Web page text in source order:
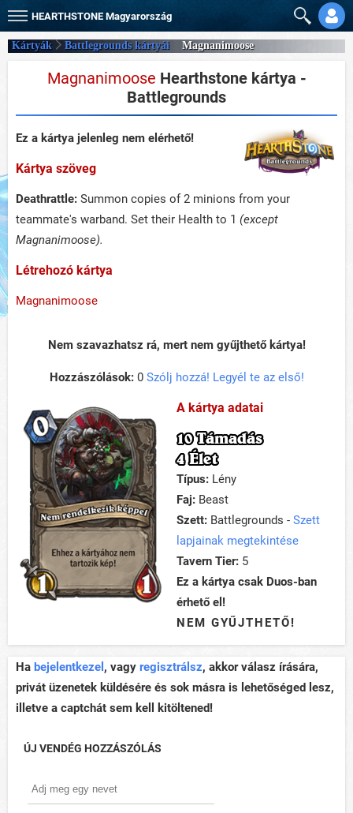
HEARTHSTONE Magyarország
Kártyák Battlegrounds kártyái Magnanimoose
Magnanimoose Hearthstone kártya -
Battlegrounds
Ez a kártya jelenleg nem elérhető!
Kártya szöveg
Deathrattle: Summon copies of 2 minions from your
teammate's warband. Set their Health to 1 (except
Magnanimoose).
Létrehozó kártya
Magnanimoose
Nem szavazhatsz rá, mert nem gyűjthető kártya!
Hozzászólások:0 Szólj hozzá! Legyél te az első!
A kártya adatai
10 Támadás
4 Élet
Típus: Lény
Faj: Beast
Szett: Battlegrounds - Szett
lapjainak megtekintése
Tavern Tier: 5
Ez a kártya csak Duos-ban
érhető el!
NEM GYŰJTHETŐ!
Ha bejelentkezel , vagy regisztrálsz, akkor válasz írására,
privát üzenetek küldésére és sok másra is lehetőséged lesz,
illetve a captchát sem kell kitöltened!
ÚJ VENDÉG HOZZÁSZÓLÁS